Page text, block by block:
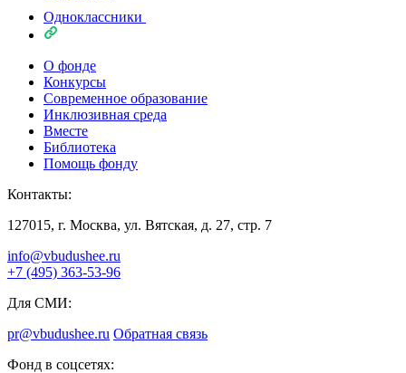
Одноклассники
О фонде
Конкурсы
Современное образование
Инклюзивная среда
Вместе
Библиотека
Помощь фонду
Контакты:
127015, г. Москва, ул. Вятская, д. 27, стр. 7
info@vbudushee.ru
+7 (495) 363-53-96
Для СМИ:
pr@vbudushee.ru Обратная связь
Фонд в соцсетях: